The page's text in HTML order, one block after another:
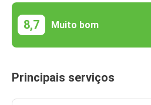
8,7 Muito bom
Principais serviços